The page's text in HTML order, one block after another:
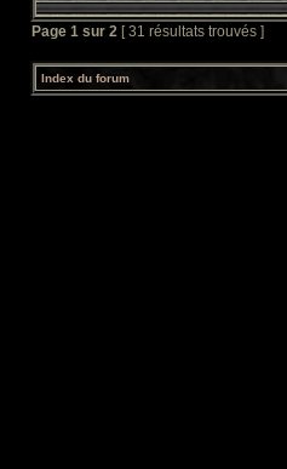
Page 1 sur 2 [ 31 résultats trouvés ]
Index du forum